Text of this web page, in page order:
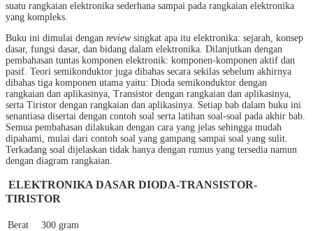
suatu rangkaian elektronika sederhana sampai pada rangkaian elektronika
yang kompleks.
Buku ini dimulai dengan reviewsingkat apa itu elektronika: sejarah, konsep
dasar, fungsi dasar, dan bidang dalam elektronika. Dilanjutkan dengan
pembahasan tuntas komponen elektronik: komponen-komponen aktif dan
pasif. Teori semikonduktor juga dibahas secara sekilas sebelum akhirnya
dibahas tiga komponen utama yaitu: Dioda semikonduktor dengan
rangkaian dan aplikasinya, Transistor dengan rangkaian dan aplikasinya,
serta Tiristor dengan rangkaian dan aplikasinya. Setiap bab dalam buku ini
senantiasa disertai dengan contoh soal serta latihan soal-soal pada akhir bab.
Semua pembahasan dilakukan dengan cara yang jelas sehingga mudah
dipahami, mulai dari contoh soal yang gampang sampai soal yang sulit.
Terkadang soal dijelaskan tidak hanya dengan rumus yang tersedia namun
dengan diagram rangkaian.
ELEKTRONIKA DASAR DIODA-TRANSISTOR-
TIRISTOR
Berat
300 gram